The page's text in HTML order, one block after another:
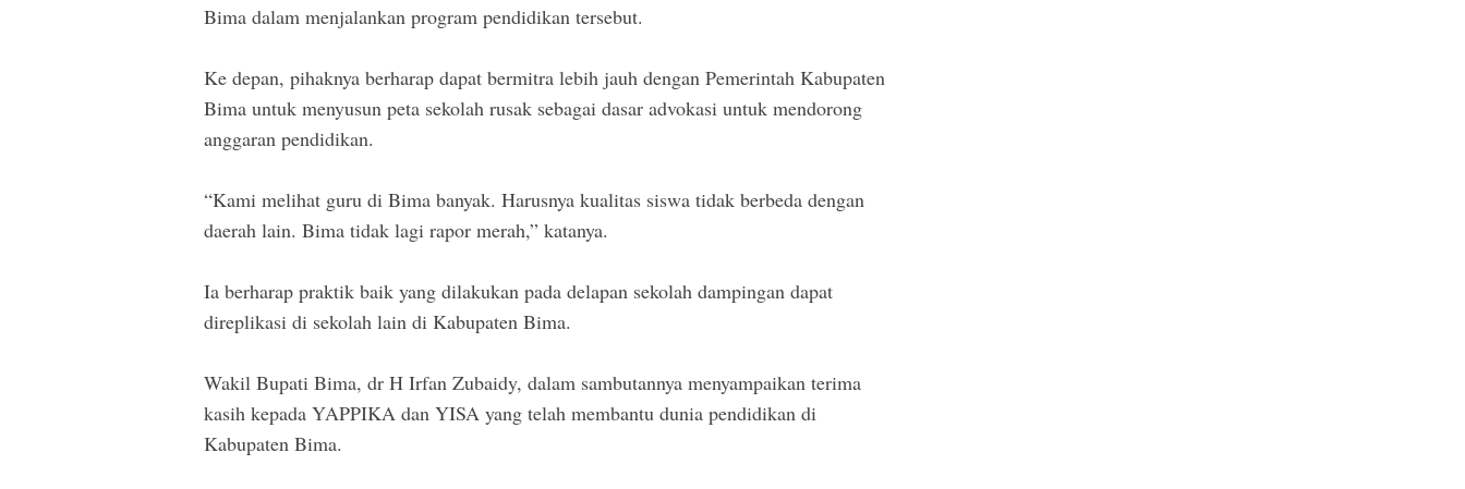
Bima dalam menjalankan program pendidikan tersebut.
Ke depan, pihaknya berharap dapat bermitra lebih jauh dengan Pemerintah Kabupaten
Bima untuk menyusun peta sekolah rusak sebagai dasar advokasi untuk mendorong
anggaran pendidikan.
“Kami melihat guru di Bima banyak. Harusnya kualitas siswa tidak berbeda dengan
daerah lain. Bima tidak lagi rapor merah,” katanya.
Ia berharap praktik baik yang dilakukan pada delapan sekolah dampingan dapat
direplikasi di sekolah lain di Kabupaten Bima.
Wakil Bupati Bima, dr H Irfan Zubaidy, dalam sambutannya menyampaikan terima
kasih kepada YAPPIKA dan YISA yang telah membantu dunia pendidikan di
Kabupaten Bima.